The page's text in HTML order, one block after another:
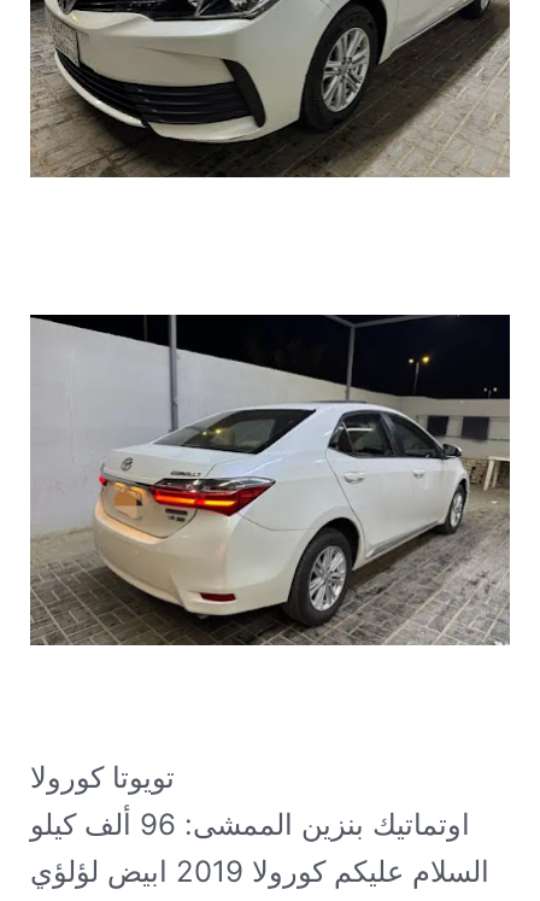
تويوتا كورولا XLI مطور 2019 قير
اوتماتيك بنزين الممشى: 96 ألف كيلو
السلام عليكم كورولا 2019 ابيض لؤلؤي